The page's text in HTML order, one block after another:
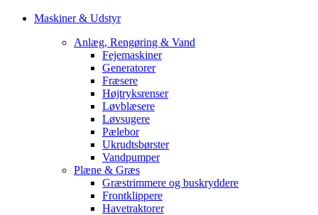
Maskiner & Udstyr
Anlæg, Rengøring & Vand
Fejemaskiner
Generatorer
Fræsere
Højtryksrenser
Løvblæsere
Løvsugere
Pælebor
Ukrudtsbørster
Vandpumper
Plæne & Græs
Græstrimmere og buskryddere
Frontklippere
Havetraktorer